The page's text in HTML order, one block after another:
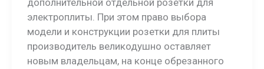
дополнительной отдельной розетки для
электроплиты. При этом право выбора
модели и конструкции розетки для плиты
производитель великодушно оставляет
новым владельцам, на конце обрезанного